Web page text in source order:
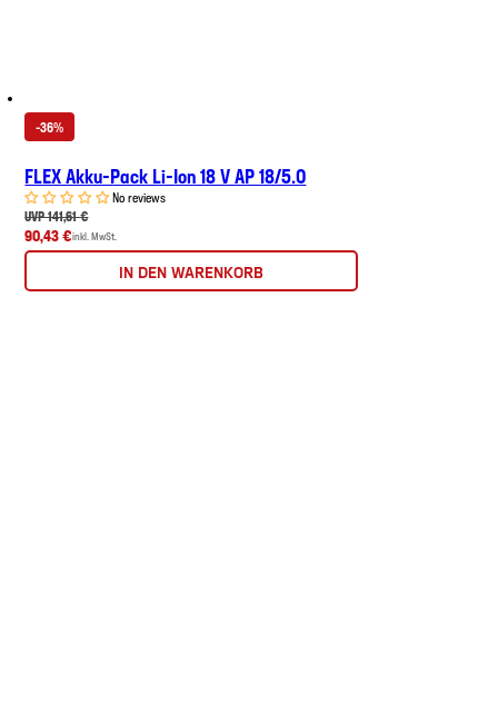
-36%
FLEX Akku-Pack Li-Ion 18 V AP 18/5.0
No reviews
UVP 141,61 €
90,43 €inkl. MwSt.
IN DEN WARENKORB